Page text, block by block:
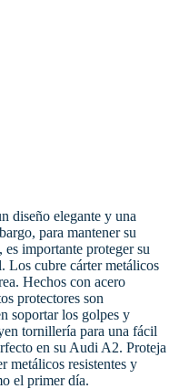
diseño elegante y una
para mantener su
importante proteger su
Los cubre cárter metálicos
Hechos con acero
protectores son
soportar los golpes y
tornillería para una fácil
en su Audi A2. Proteja
metálicos resistentes y
el primer día.